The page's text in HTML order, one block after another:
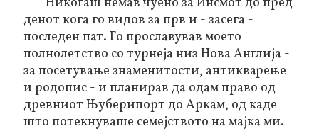
денот кога го видов за прв и - засега -
последен пат. Го прославував моето
полнолетство со турнеја низ Нова Англија -
за посетување знаменитости, антикварење
и родопис - и планирав да одам право од
древниот Њуберипорт до Аркам, од каде
што потекнуваше семејството на мајка ми.